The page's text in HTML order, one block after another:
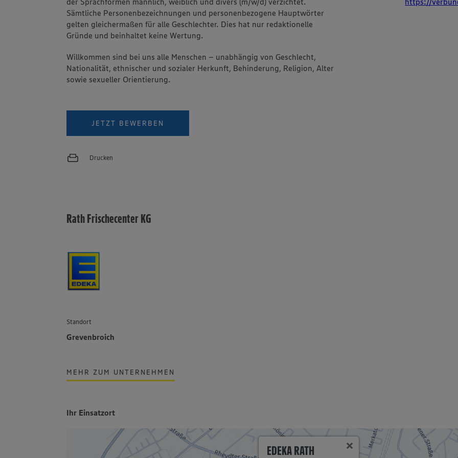
Sämtliche Personenbezeichnungen und personenbezogene Hauptwörter
gelten gleichermaßen für alle Geschlechter. Dies hat nur redaktionelle
Gründe und beinhaltet keine Wertung.
Willkommen sind bei uns alle Menschen – unabhängig von Geschlecht,
Nationalität, ethnischer und sozialer Herkunft, Behinderung, Religion, Alter
sowie sexueller Orientierung.
JETZT BEWERBEN
Drucken
Rath Frischecenter KG
Standort
Grevenbroich
MEHR ZUM UNTERNEHMEN
Ihr Einsatzort
EDEKA RATH